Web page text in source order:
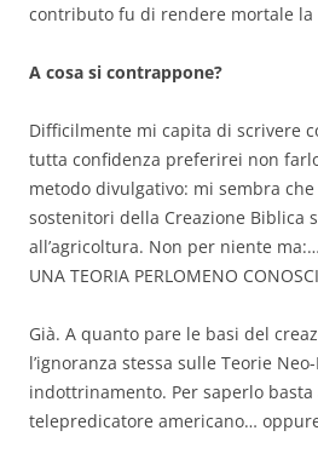
contributo fu di rendere mortale la
A cosa si contrappone?
Difficilmente mi capita di scrivere
tutta confidenza preferirei non
metodo divulgativo: mi sembra
sostenitori della Creazione Biblica
all’agricoltura. Non per niente ma:…
UNA TEORIA PERLOMENO
Già. A quanto pare le basi del
l’ignoranza stessa sulle Teorie
indottrinamento. Per saperlo
telepredicatore americano…